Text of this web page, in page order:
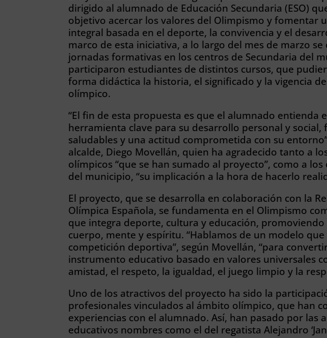
dirigido al alumnado de Educación Secundaria (ESO)
objetivo acercar los valores del Olimpismo y fomentar
integral basada en el deporte, la convivencia y el
marco de esta iniciativa, a lo largo del mes de marzo
jornadas formativas en los centros de Secundaria del
participaron estudiantes de distintos cursos, que
forma didáctica la historia, el significado y la vigencia
olímpico.
“El fin de esta propuesta es que el alumnado entienda
herramienta clave para su desarrollo personal y social,
saludables y una actitud comprometida con su
alcalde, Diego Movellán, quien ha agradecido tanto a
olímpicos “que se han sumado al proyecto”, como a
del municipio, “su implicación a la hora de hacerlo
El proyecto, que se desarrolla en colaboración con la
Olímpica Española, se fundamenta en el Olimpismo
que integra deporte, cultura y educación,
cuerpo, mente y espíritu. “Hablamos de un modelo que
competición deportiva”, según Movellán, “para
instrumento educativo basado en valores universales
amistad, el respeto, la igualdad, el juego limpio y la
Uno de los atractivos del proyecto ha sido la
profesionales vinculados al ámbito olímpico, que han
experiencias con el alumnado. Así, han pasado por las
educativos nombres como el del regatista Alejandro